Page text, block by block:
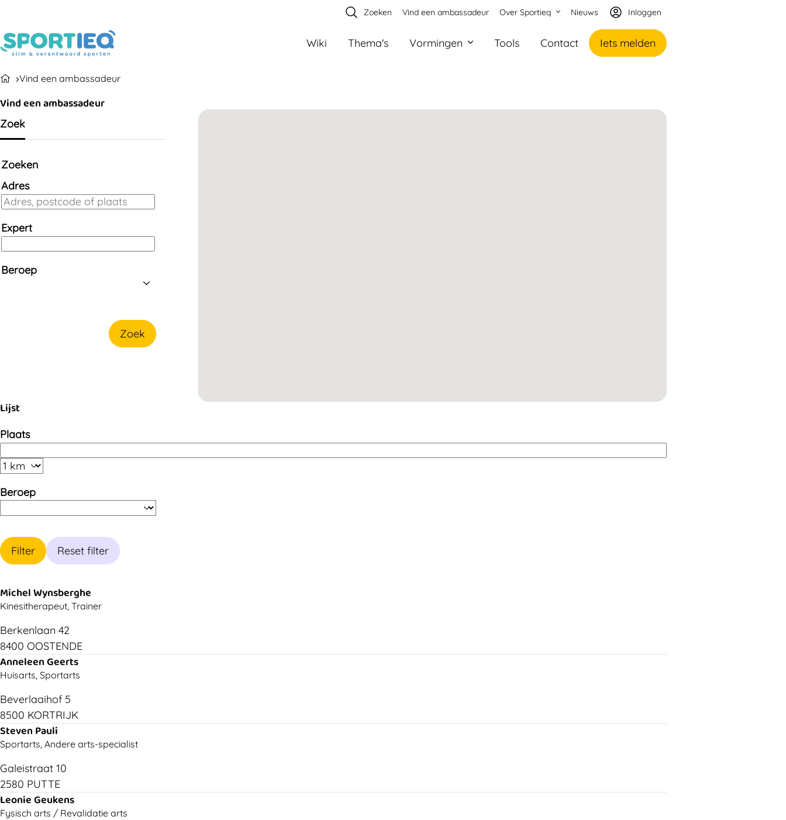
Wiki Thema's Vormingen Tools Contact Iets melden
Zoeken Vind een ambassadeur Over Sportieq Nieuws Inloggen
Vind een ambassadeur
Vind een ambassadeur
Zoek
Zoeken
Adres
Expert
Beroep
Zoek
Lijst
Plaats
Beroep
Filter Reset filter
Michel Wynsberghe
Kinesitherapeut, Trainer
Berkenlaan 42
8400 OOSTENDE
Anneleen Geerts
Huisarts, Sportarts
Beverlaaihof 5
8500 KORTRIJK
Steven Pauli
Sportarts, Andere arts-specialist
Galeistraat 10
2580 PUTTE
Leonie Geukens
Fysisch arts / Revalidatie arts